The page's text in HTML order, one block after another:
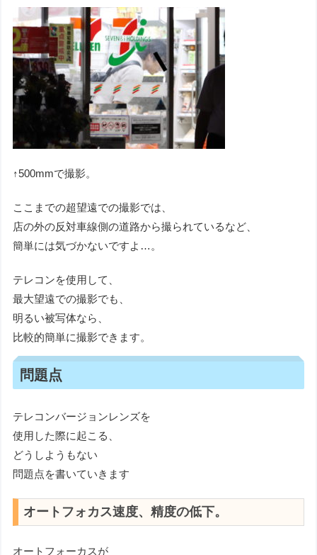
↑500mmで撮影。
ここまでの超望遠での撮影では、
店の外の反対車線側の道路から撮られているなど、
簡単には気づかないですよ…。
テレコンを使用して、
最大望遠での撮影でも、
明るい被写体なら、
比較的簡単に撮影できます。
問題点
テレコンバージョンレンズを
使用した際に起こる、
どうしようもない
問題点を書いていきます
オートフォカス速度、精度の低下。
オートフォーカスが